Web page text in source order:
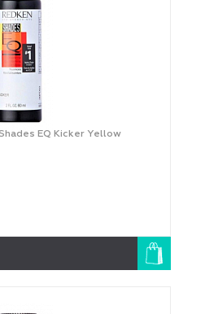
EQ Kicker Yellow